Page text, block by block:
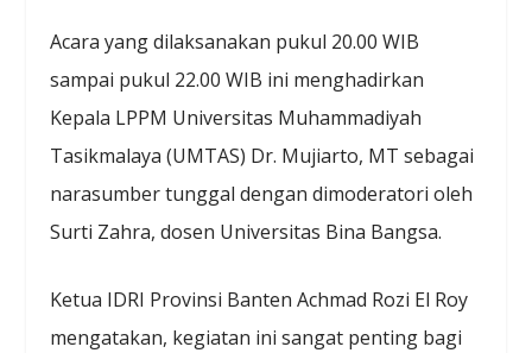
Acara yang dilaksanakan pukul 20.00 WIB
sampai pukul 22.00 WIB ini menghadirkan
Kepala LPPM Universitas Muhammadiyah
Tasikmalaya (UMTAS) Dr. Mujiarto, MT sebagai
narasumber tunggal dengan dimoderatori oleh
Surti Zahra, dosen Universitas Bina Bangsa.
Ketua IDRI Provinsi Banten Achmad Rozi El Roy
mengatakan, kegiatan ini sangat penting bagi